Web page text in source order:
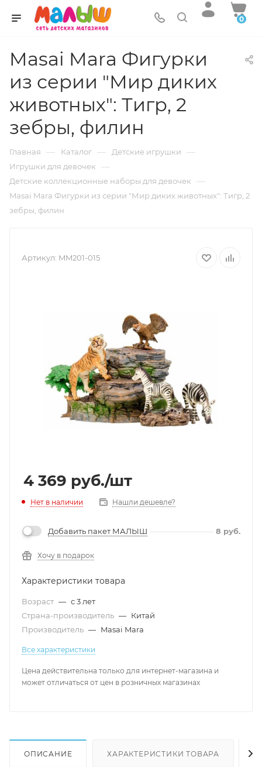
0
Masai Mara Фигурки
из серии "Мир диких
животных": Тигр, 2
зебры, филин
Главная — Каталог — Детские игрушки —
Игрушки для девочек —
Детские коллекционные наборы для девочек —
Masai Mara Фигурки из серии "Мир диких животных": Тигр, 2
зебры, филин
Артикул: MM201-015
4 369 руб./шт
Нет в наличии Нашли дешевле?
Добавить пакет МАЛЫШ 8 руб.
Хочу в подарок
Характеристики товара
Возраст — с 3 лет
Страна-производитель — Китай
Производитель — Masai Mara
Все характеристики
Цена действительна только для интернет-магазина и
может отличаться от цен в розничных магазинах
ОПИСАНИЕ ХАРАКТЕРИСТИКИ ТОВАРА